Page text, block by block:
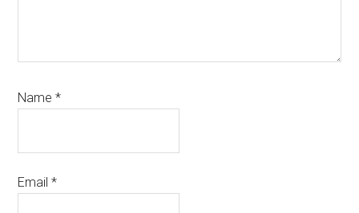
Name*
Email*